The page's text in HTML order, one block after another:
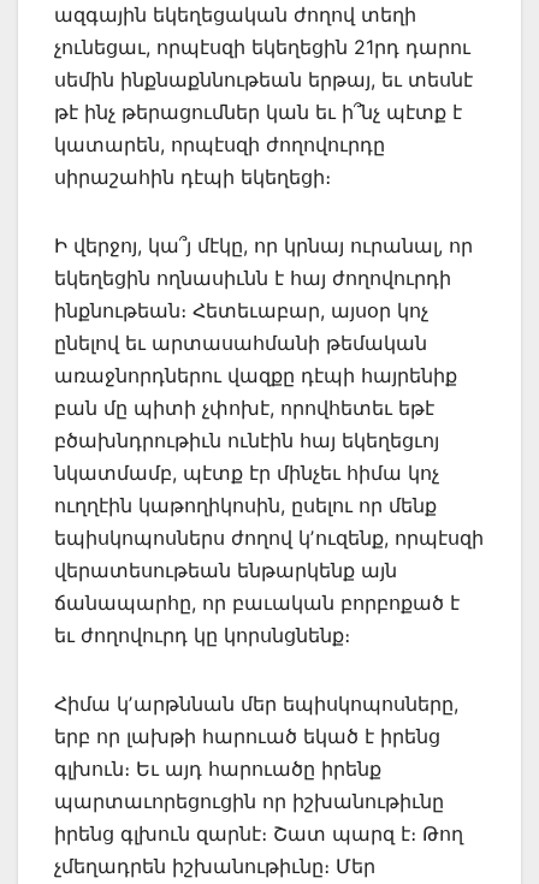
ազգային եկեղեցական ժողով տեղի
չունեցաւ, որպէսզի եկեղեցին 21րդ դարու
սեմին ինքնաքննութեան երթայ, եւ տեսնէ
թէ ինչ թերացումներ կան եւ ի՞նչ պէտք է
կատարեն, որպէսզի ժողովուրդը
սիրաշահին դէպի եկեղեցի։
Ի վերջոյ, կա՞յ մէկը, որ կրնայ ուրանալ, որ
եկեղեցին ողնասիւնն է հայ ժողովուրդի
ինքնութեան։ Հետեւաբար, այսօր կոչ
ընելով եւ արտասահմանի թեմական
առաջնորդներու վազքը դէպի հայրենիք
բան մը պիտի չփոխէ, որովհետեւ եթէ
բծախնդրութիւն ունէին հայ եկեղեցւոյ
նկատմամբ, պէտք էր մինչեւ հիմա կոչ
ուղղէին կաթողիկոսին, ըսելու որ մենք
եպիսկոպոսներս ժողով կʼուզենք, որպէսզի
վերատեսութեան ենթարկենք այն
ճանապարհը, որ բաւական բորբոքած է
եւ ժողովուրդ կը կորսնցնենք։
Հիմա կʼարթննան մեր եպիսկոպոսները,
երբ որ լախթի հարուած եկած է իրենց
գլխուն։ Եւ այդ հարուածը իրենք
պարտաւորեցուցին որ իշխանութիւնը
իրենց գլխուն զարնէ։ Շատ պարզ է։ Թող
չմեղադրեն իշխանութիւնը։ Մեր